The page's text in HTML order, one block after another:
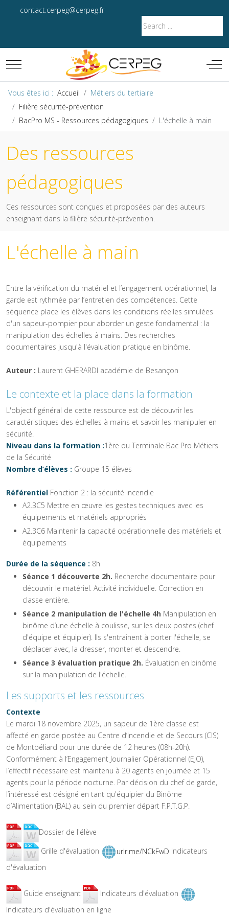
contact.cerpeg@cerpeg.fr
Mobile Menu Toggle Off-
Vous êtes ici : Accueil
Métiers du tertiaire
Filière sécurité-prévention
BacPro MS - Ressources pédagogiques
L'échelle à main
Des ressources
pédagogiques
Ces ressources sont conçues et proposées par des auteurs
enseignant dans la filière sécurité-prévention.
L'échelle à main
Entre la vérification du matériel et l’engagement opérationnel, la
garde est rythmée par l’entretien des compétences. Cette
séquence place les élèves dans les conditions réelles simulées
d'un sapeur-pompier pour aborder un geste fondamental : la
manipulation des échelles à mains. Des recherches
documentaires jusqu'à l'évaluation pratique en binôme.
Auteur : Laurent GHERARDI académie de Besançon
Le contexte et la place dans la formation
L'objectif général de cette ressource est de découvrir les
caractéristiques des échelles à mains et savoir les manipuler en
sécurité.
Niveau dans la formation :1ère ou Terminale Bac Pro Métiers
de la Sécurité
Nombre d’élèves : Groupe 15 élèves
Référentiel Fonction 2 : la sécurité incendie
A2.3C5 Mettre en œuvre les gestes techniques avec les
équipements et matériels appropriés
A2.3C6 Maintenir la capacité opérationnelle des matériels et
équipements
Durée de la séquence : 8h
Séance 1 découverte 2h. Recherche documentaire pour
découvrir le matériel. Activité individuelle. Correction en
classe entière.
Séance 2 manipulation de l'échelle 4h Manipulation en
binôme d’une échelle à coulisse, sur les deux postes (chef
d'équipe et équipier). Ils s'entrainent à porter l'échelle, se
déplacer avec, la dresser, monter et descendre.
Séance 3 évaluation pratique 2h. Évaluation en binôme
sur la manipulation de l'échelle.
Les supports et les ressources
Contexte
Le mardi 18 novembre 2025, un sapeur de 1ère classe est
affecté en garde postée au Centre d’Incendie et de Secours (CIS)
de Montbéliard pour une durée de 12 heures (08h-20h).
Conformément à l’Engagement Journalier Opérationnel (EJO),
l’effectif nécessaire est maintenu à 20 agents en journée et 15
agents pour la période nocturne. Par décision du chef de garde,
l’intéressé est désigné en tant qu'équipier du Binôme
d’Alimentation (BAL) au sein du premier départ F.P.T.G.P.
Dossier de l'élève
Grille d'évaluation
urlr.me/NCkFwD Indicateurs
d'évaluation
Guide enseignant
Indicateurs d'évaluation
Indicateurs d'évaluation en ligne